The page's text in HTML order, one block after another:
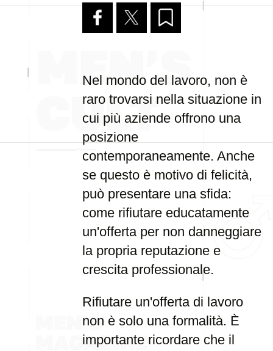
Nel mondo del lavoro, non è
raro trovarsi nella situazione in
cui più aziende offrono una
posizione
contemporaneamente. Anche
se questo è motivo di felicità,
può presentare una sfida:
come rifiutare educatamente
un'offerta per non danneggiare
la propria reputazione e
crescita professionale.
Rifiutare un'offerta di lavoro
non è solo una formalità. È
importante ricordare che il